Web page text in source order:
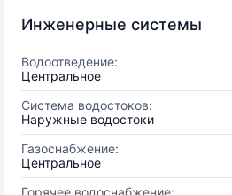
Инженерные системы
Водоотведение:
Центральное
Система водостоков:
Наружные водостоки
Газоснабжение:
Центральное
Горячее водоснабжение: